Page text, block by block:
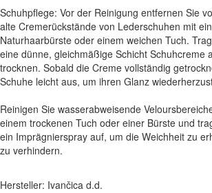
Schuhpflege: Vor der Reinigung entfernen Sie
alte Cremerückstände von Lederschuhen mit
Naturhaarbürste oder einem weichen Tuch.
eine dünne, gleichmäßige Schicht Schuhcreme
trocknen. Sobald die Creme vollständig
Schuhe leicht aus, um ihren Glanz
Reinigen Sie wasserabweisende
einem trockenen Tuch oder einer Bürste und
ein Imprägnierspray auf, um die Weichheit zu
zu verhindern.
Hersteller: Ivančica d.d.